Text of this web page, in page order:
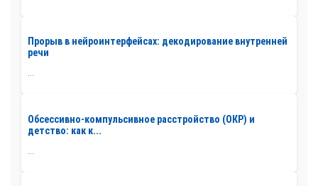
Прорыв в нейроинтерфейсах: декодирование внутренней
речи
...
Обсессивно-компульсивное расстройство (ОКР) и
детство: как к...
...